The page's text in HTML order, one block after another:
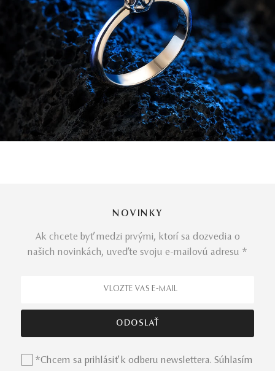
NOVINKY
Ak chcete byť medzi prvými, ktorí sa dozvedia o
našich novinkách, uveďte svoju e-mailovú adresu *
*Chcem sa prihlásiť k odberu newslettera. Súhlasím